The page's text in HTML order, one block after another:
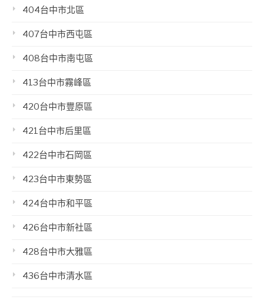
404台中市北區
407台中市西屯區
408台中市南屯區
413台中市霧峰區
420台中市豐原區
421台中市后里區
422台中市石岡區
423台中市東勢區
424台中市和平區
426台中市新社區
428台中市大雅區
436台中市清水區